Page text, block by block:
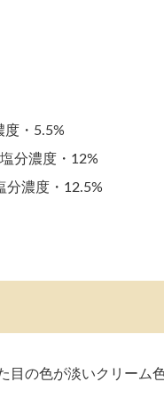
度・5.5%
分濃度・12%
分濃度・12.5%
目の色が淡いクリーム